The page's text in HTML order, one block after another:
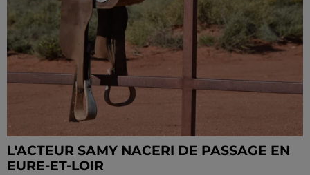
L'ACTEUR SAMY NACERI DE PASSAGE EN
EURE-ET-LOIR